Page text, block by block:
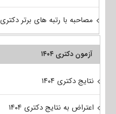
مصاحبه با رتبه های برتر دکتری
آزمون دکتری ۱۴۰۴
نتایج دکتری ۱۴۰۴
اعتراض به نتایج دکتری ۱۴۰۴